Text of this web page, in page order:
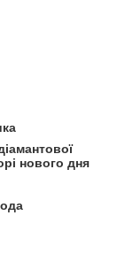
нового дня